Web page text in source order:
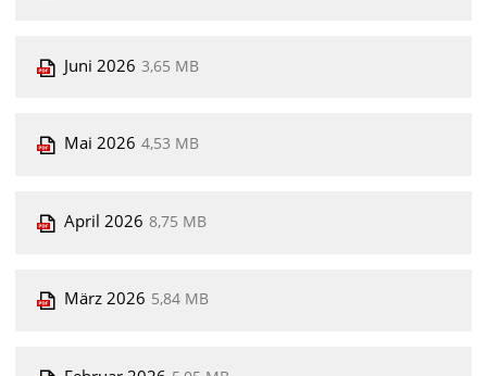
Juni 2026 3,65 MB
Mai 2026 4,53 MB
April 2026 8,75 MB
März 2026 5,84 MB